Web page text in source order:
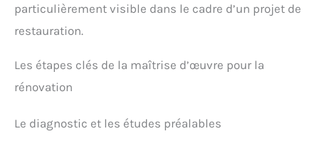
particulièrement visible dans le cadre d’un projet de
restauration.
Les étapes clés de la maîtrise d’œuvre pour la
rénovation
Le diagnostic et les études préalables